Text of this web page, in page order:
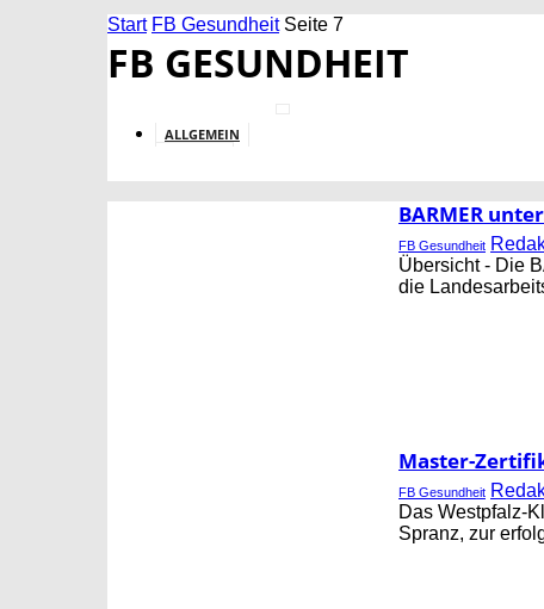
Start FB Gesundheit Seite 7
FB GESUNDHEIT
ALLGEMEIN
CORNING
FB GESUNDHEIT
BARMER
FB Gesundheit
Übersicht - Die
die
Master-
FB Gesundheit
Das Westpfalz-
Spranz, zur